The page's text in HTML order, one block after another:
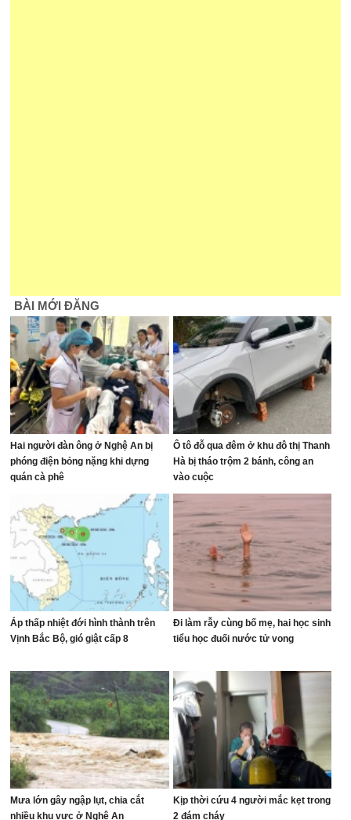
BÀI MỚI ĐĂNG
Hai người đàn ông ở Nghệ An bị
phóng điện bỏng nặng khi dựng
quán cà phê
Ô tô đỗ qua đêm ở khu đô thị Thanh
Hà bị tháo trộm 2 bánh, công an
vào cuộc
Áp thấp nhiệt đới hình thành trên
Vịnh Bắc Bộ, gió giật cấp 8
Đi làm rẫy cùng bố mẹ, hai học sinh
tiểu học đuối nước tử vong
Mưa lớn gây ngập lụt, chia cắt
nhiều khu vực ở Nghệ An
Kịp thời cứu 4 người mắc kẹt trong
2 đám cháy